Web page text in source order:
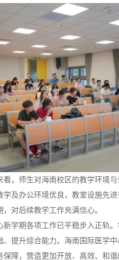
看，师生对海南校区的教学环境
及办公环境优良，教室设施先
对后续教学工作充满信心。
新学期各项工作已平稳步入正轨
、提升综合能力。海南国际医学
障，营造更加开放、高效、和